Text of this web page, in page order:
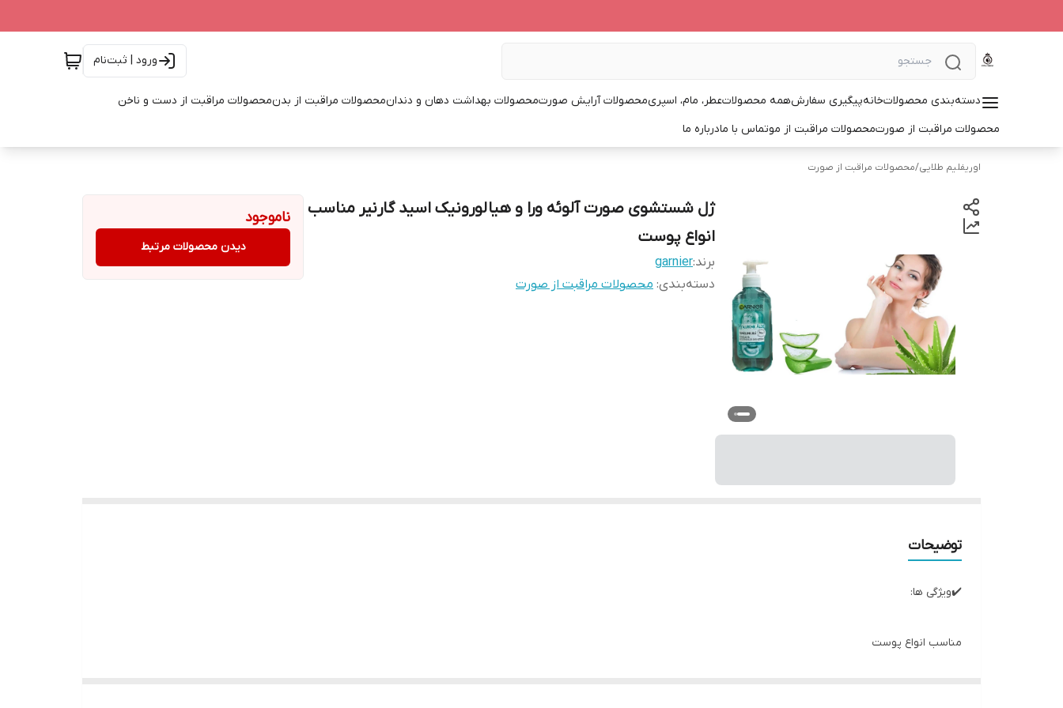
ورود | ثبت‌نام
دسته‌بندی محصولاتخانهپیگیری سفارشهمه محصولاتعطر، مام، اسپریمحصولات آرایش صورتمحصولات بهداشت دهان و دندانمحصولات مراقبت از بدنمحصولات مراقبت از دست و ناخن
محصولات مراقبت از صورتمحصولات مراقبت از موتماس با مادرباره ما
اوریفلیم طلایی/محصولات مراقبت از صورت
ژل شستشوی صورت آلوئه ورا و هیالورونیک اسید گارنیر مناسب
انواع پوست
برند:garnier
دسته‌بندی: محصولات مراقبت از صورت
ناموجود
دیدن محصولات مرتبط
توضیحات
✔️ویژگی ها:
مناسب انواع پوست